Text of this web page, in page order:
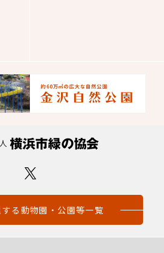
る動物園・公園等一覧